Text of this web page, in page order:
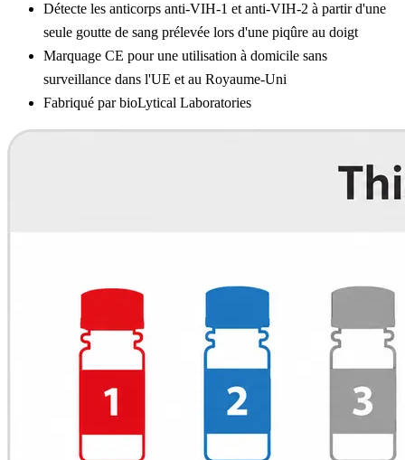
Détecte les anticorps anti-VIH-1 et anti-VIH-2 à partir d'une
seule goutte de sang prélevée lors d'une piqûre au doigt
Marquage CE pour une utilisation à domicile sans
surveillance dans l'UE et au Royaume-Uni
Fabriqué par bioLytical Laboratories